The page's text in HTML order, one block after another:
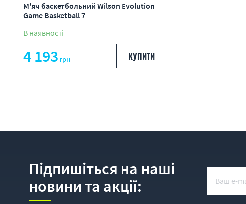
М'яч баскетбольний Wilson Evolution
Game Basketball 7
В наявності
4 193 грн КУПИТИ
Підпишіться на наші
новини та акції: